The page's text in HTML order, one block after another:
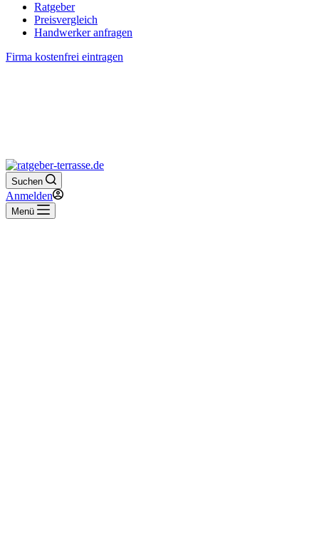
Ratgeber
Preisvergleich
Handwerker anfragen
Firma kostenfrei eintragen
Suchen
Anmelden
Menü